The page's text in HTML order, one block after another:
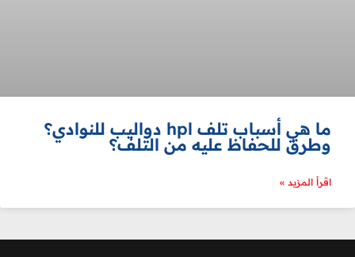
ما هي أسباب تلف hpl دواليب للنوادي؟
وطرق للحفاظ عليه من التلف؟
اقرأ المزيد »